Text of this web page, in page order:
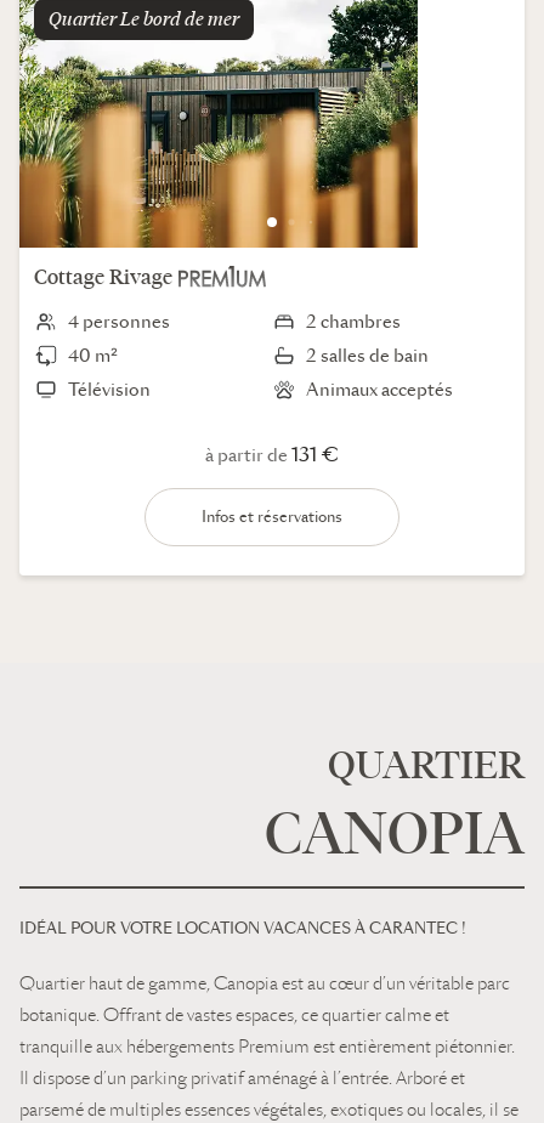
Quartier le bord de mer
Cottage Rivage
4 personnes
2 chambres
40 m²
2 salles de bain
Télévision
Animaux acceptés
à partir de 131 €
Infos et réservations
QUARTIER
CANOPIA
IDÉAL POUR VOTRE LOCATION VACANCES À CARANTEC !
Quartier haut de gamme, Canopia est au cœur d’un véritable parc
botanique. Offrant de vastes espaces, ce quartier calme et
tranquille aux hébergements Premium est entièrement piétonnier.
Il dispose d’un parking privatif aménagé à l’entrée. Arboré et
parsemé de multiples essences végétales, exotiques ou locales, il se